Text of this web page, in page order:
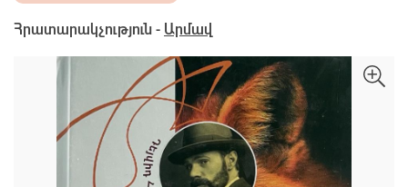
Հրատարակչություն - Արմավ